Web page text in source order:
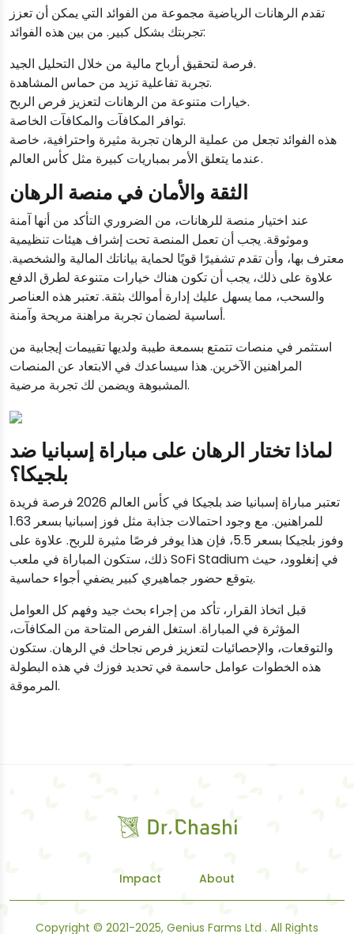
تقدم الرهانات الرياضية مجموعة من الفوائد التي يمكن أن تعزز
تجربتك بشكل كبير. من بين هذه الفوائد:
فرصة لتحقيق أرباح مالية من خلال التحليل الجيد.
تجربة تفاعلية تزيد من حماس المشاهدة.
خيارات متنوعة من الرهانات لتعزيز فرص الربح.
توافر المكافآت والمكافآت الخاصة.
هذه الفوائد تجعل من عملية الرهان تجربة مثيرة واحترافية، خاصة
عندما يتعلق الأمر بمباريات كبيرة مثل كأس العالم.
الثقة والأمان في منصة الرهان
عند اختيار منصة للرهانات، من الضروري التأكد من أنها آمنة
وموثوقة. يجب أن تعمل المنصة تحت إشراف هيئات تنظيمية
معترف بها، وأن تقدم تشفيرًا قويًا لحماية بياناتك المالية والشخصية.
علاوة على ذلك، يجب أن تكون هناك خيارات متنوعة لطرق الدفع
والسحب، مما يسهل عليك إدارة أموالك بثقة. تعتبر هذه العناصر
أساسية لضمان تجربة مراهنة مريحة وآمنة.
استثمر في منصات تتمتع بسمعة طيبة ولديها تقييمات إيجابية من
المراهنين الآخرين. هذا سيساعدك في الابتعاد عن المنصات
المشبوهة ويضمن لك تجربة مرضية.
لماذا تختار الرهان على مباراة إسبانيا ضد
بلجيكا؟
تعتبر مباراة إسبانيا ضد بلجيكا في كأس العالم 2026 فرصة فريدة
للمراهنين. مع وجود احتمالات جذابة مثل فوز إسبانيا بسعر 1.63
وفوز بلجيكا بسعر 5.5، فإن هذا يوفر فرصًا مثيرة للربح. علاوة على
ذلك، ستكون المباراة في ملعب SoFi Stadium في إنغلوود، حيث
يتوقع حضور جماهيري كبير يضفي أجواء حماسية.
قبل اتخاذ القرار، تأكد من إجراء بحث جيد وفهم كل العوامل
المؤثرة في المباراة. استغل الفرص المتاحة من المكافآت،
والتوقعات، والإحصائيات لتعزيز فرص نجاحك في الرهان. ستكون
هذه الخطوات عوامل حاسمة في تحديد فوزك في هذه البطولة
المرموقة.
Impact About
Copyright © 2021-2025, Genius Farms Ltd . All Rights